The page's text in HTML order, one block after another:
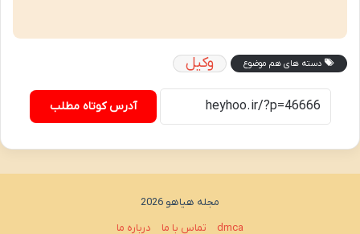
دسته های هم موضوع وکیل
آدرس کوتاه مطلب
مجله هیاهو 2026
dmca
تماس با ما درباره ما